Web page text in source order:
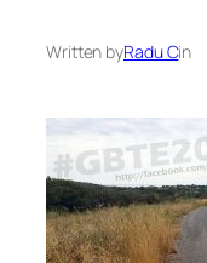
Written byRadu Cin